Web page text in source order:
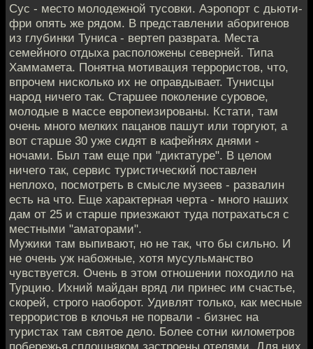
Сус - место молодежной тусовки. Аэропорт с дьюти-
фри опять же рядом. В представлении аборигенов
из глубинки Туниса - вертеп разврата. Места
семейного отдыха расположены северней. Типа
Хаммамета. Понятна мотивация террористов, что,
впрочем нисколько их не оправдывает. Тунисцы
народ ничего так. Старшее поколение суровое,
молодые в массе европеизированы. Кстати, там
очень много мелких пацанов пашут или торгуют, а
вот старше 30 уже сидят в кафейнях днями -
ночами. Был там еще при "диктатуре". В целом
ничего так, сервис туристический поставлен
неплохо, посмотреть в смысле музеев - развалин
есть на что. Еще характерная черта - много наших
дам от 25 и старше приезжают туда потрахаться с
местными "аматорами".
Мужики там выпивают, но не так, что бы сильно. И
не очень уж набожные, хотя мусульманство
чувствуется. Очень в этом отношении походило на
Турцию. Ихний майдан вряд ли принес им счастье,
скорей, строго наоборот. Удивлят только, как месные
террористов в клочья не порвали - бизнес на
туристах там святое дело. Более сотни километров
побережья сплошняком застроены отелями. Для них